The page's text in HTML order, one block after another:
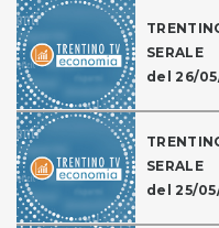
SERALE
del 26/
SERALE
del 25/